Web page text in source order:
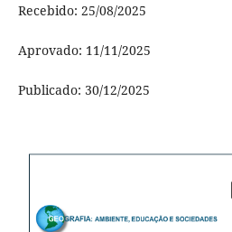
Recebido: 25/08/2025
Aprovado: 11/11/2025
Publicado: 30/12/2025